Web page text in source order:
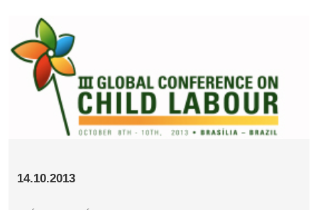
14.10.2013